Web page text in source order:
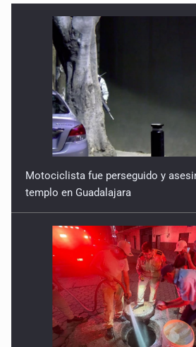
No hay problema de salud
11 de Julio de 2026
Detienen en Tlajomulco a hombre con
y más de 50 cartuchos
10 de Julio de 2026
Instalan mesa de seguridad para
Que tiradero
Detienen a conductor por amenazar
incidente vial
9 de Julio de 2026
Reactivarán contraflujo en López
Motociclista fue perseguido y
templo en Guadalajara